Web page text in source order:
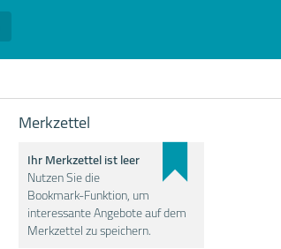
Merkzettel
Ihr Merkzettel ist leer
Nutzen Sie die
Bookmark-Funktion, um
interessante Angebote auf dem
Merkzettel zu speichern.